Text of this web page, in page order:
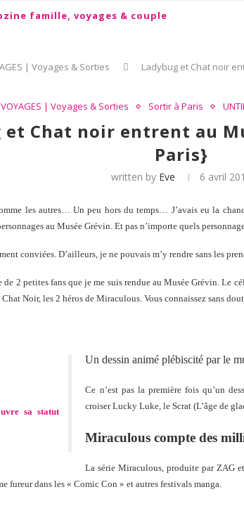
| Voyages & Sorties Ladybug et Chat noir
| Voyages & Sorties Sortir à Paris
et Chat noir entrent au
Paris}
written by Eve 6 avril
les autres… Un peu hors du temps… J’avais eu la
au Musée Grévin. Et pas n’importe quels
conviées. D’ailleurs, je ne pouvais m’y rendre sans les
de 2 petites fans que je me suis rendue au Musée Grévin. Le
Noir, les 2 héros de Miraculous. Vous connaissez sans
sa statut
Un dessin animé plébiscité par le
Ce n’est pas la première fois qu’un
croiser Lucky Luke, le Scrat (L’âge de
Miraculous compte des
La série Miraculous, produite par ZAG
fureur dans les « Comic Con » et autres festivals manga.